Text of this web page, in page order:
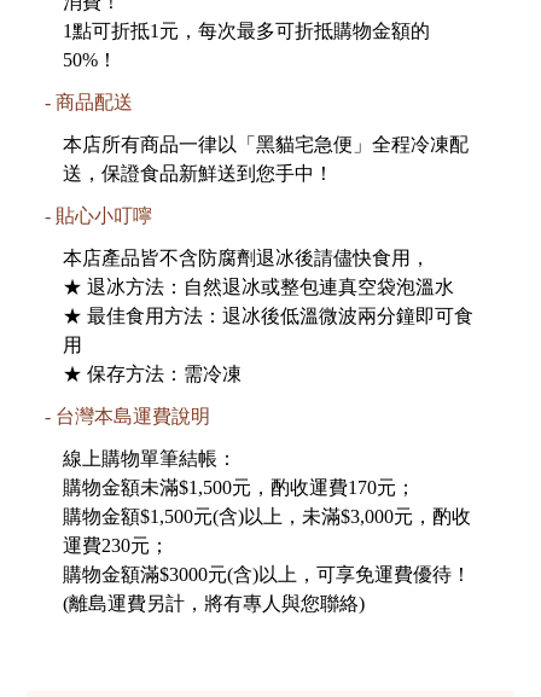
1點可折抵1元，每次最多可折抵購物金額的
50%！
商品配送
本店所有商品一律以「黑貓宅急便」全程冷凍配
送，保證食品新鮮送到您手中！
貼心小叮嚀
本店產品皆不含防腐劑退冰後請儘快食用，
★ 退冰方法：自然退冰或整包連真空袋泡溫水
★ 最佳食用方法：退冰後低溫微波兩分鐘即可食
用
★ 保存方法：需冷凍
台灣本島運費說明
線上購物單筆結帳：
購物金額未滿$1,500元，酌收運費170元；
購物金額$1,500元(含)以上，未滿$3,000元，酌收
運費230元；
購物金額滿$3000元(含)以上，可享免運費優待！
(離島運費另計，將有專人與您聯絡)